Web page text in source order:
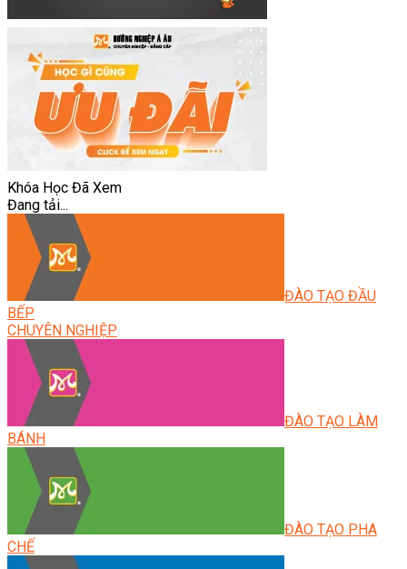
Khóa Học Đã Xem
Đang tải...
ĐÀO TẠO ĐẦU
BẾP
CHUYÊN NGHIỆP
ĐÀO TẠO LÀM
BÁNH
ĐÀO TẠO PHA
CHẾ